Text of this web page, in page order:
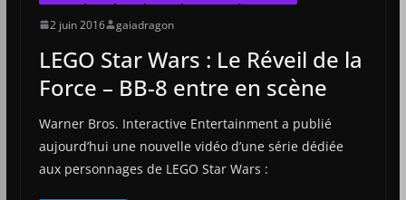
2 juin 2016 gaiadragon
LEGO Star Wars : Le Réveil de la
Force – BB-8 entre en scène
Warner Bros. Interactive Entertainment a publié
aujourd’hui une nouvelle vidéo d’une série dédiée
aux personnages de LEGO Star Wars :